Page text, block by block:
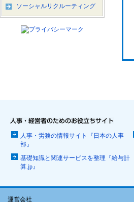
ソーシャルリクルーティング
人事・労務の情報サイト『日本の人事
部』
基礎知識と関連サービスを整理『給与計
算.jp』
運営会社